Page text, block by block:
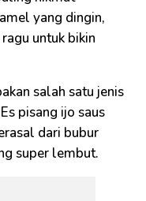
yang dingin,
untuk bikin
salah satu jenis
pisang ijo saus
dari bubur
super lembut.